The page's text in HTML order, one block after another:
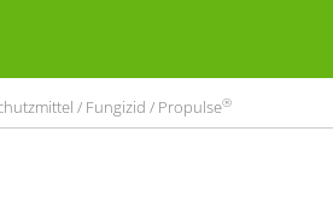
/ Fungizid / Propulse®